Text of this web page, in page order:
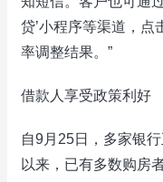
贷’小程序等渠道，点
率调整结果。”
借款人享受政策利好
自9月25日，多家银
以来，已有多数购房